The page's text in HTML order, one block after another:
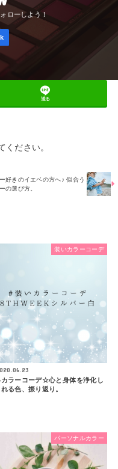
送る
ください。
好きのイエベの方へ♪ 似合う
の選び方。
装いカラーコーデ
カラーコーデ☆心と身体を浄化し
る色、振り返り。
パーソナルカラー